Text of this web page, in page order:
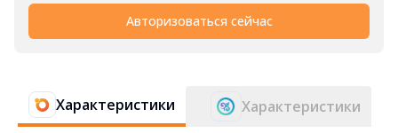
Авторизоваться сейчас
Характеристики Характеристики